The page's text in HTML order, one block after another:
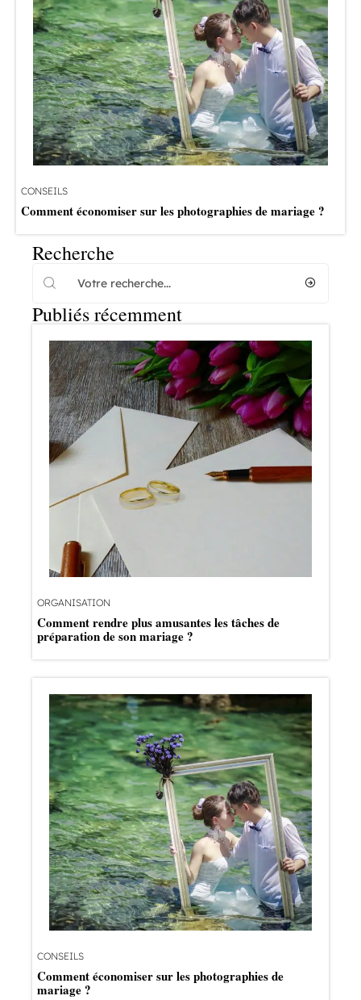
CONSEILS
Comment économiser sur les photographies de mariage ?
Recherche
Publiés récemment
ORGANISATION
Comment rendre plus amusantes les tâches de
préparation de son mariage ?
CONSEILS
Comment économiser sur les photographies de
mariage ?